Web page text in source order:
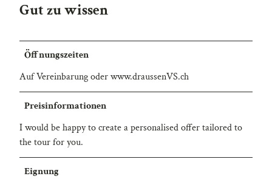
Gut zu wissen
Öffnungszeiten
Auf Vereinbarung oder www.draussenVS.ch
Preisinformationen
I would be happy to create a personalised offer tailored to
the tour for you.
Eignung